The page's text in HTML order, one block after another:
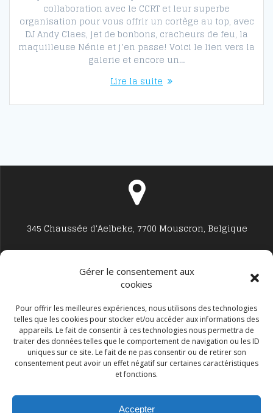
Gérer le consentement aux
cookies
Pour offrir les meilleures expériences, nous utilisons des technologies
telles que les cookies pour stocker et/ou accéder aux informations des
appareils. Le fait de consentir à ces technologies nous permettra de
traiter des données telles que le comportement de navigation ou les ID
uniques sur ce site. Le fait de ne pas consentir ou de retirer son
consentement peut avoir un effet négatif sur certaines caractéristiques
et fonctions.
Accepter
collaboration avec le CCRT et leur superbe
organisation pour vous offrir un cortège au top, avec
DJ Andy Claes, jet de bonbons, cracheurs de feu, la
maquilleuse Nénie et j’en passe! Voici le lien vers la
galerie et encore un…
Lire la suite
345 Chaussée d'Aelbeke, 7700 Mouscron, Belgique
Studio7700@live.be